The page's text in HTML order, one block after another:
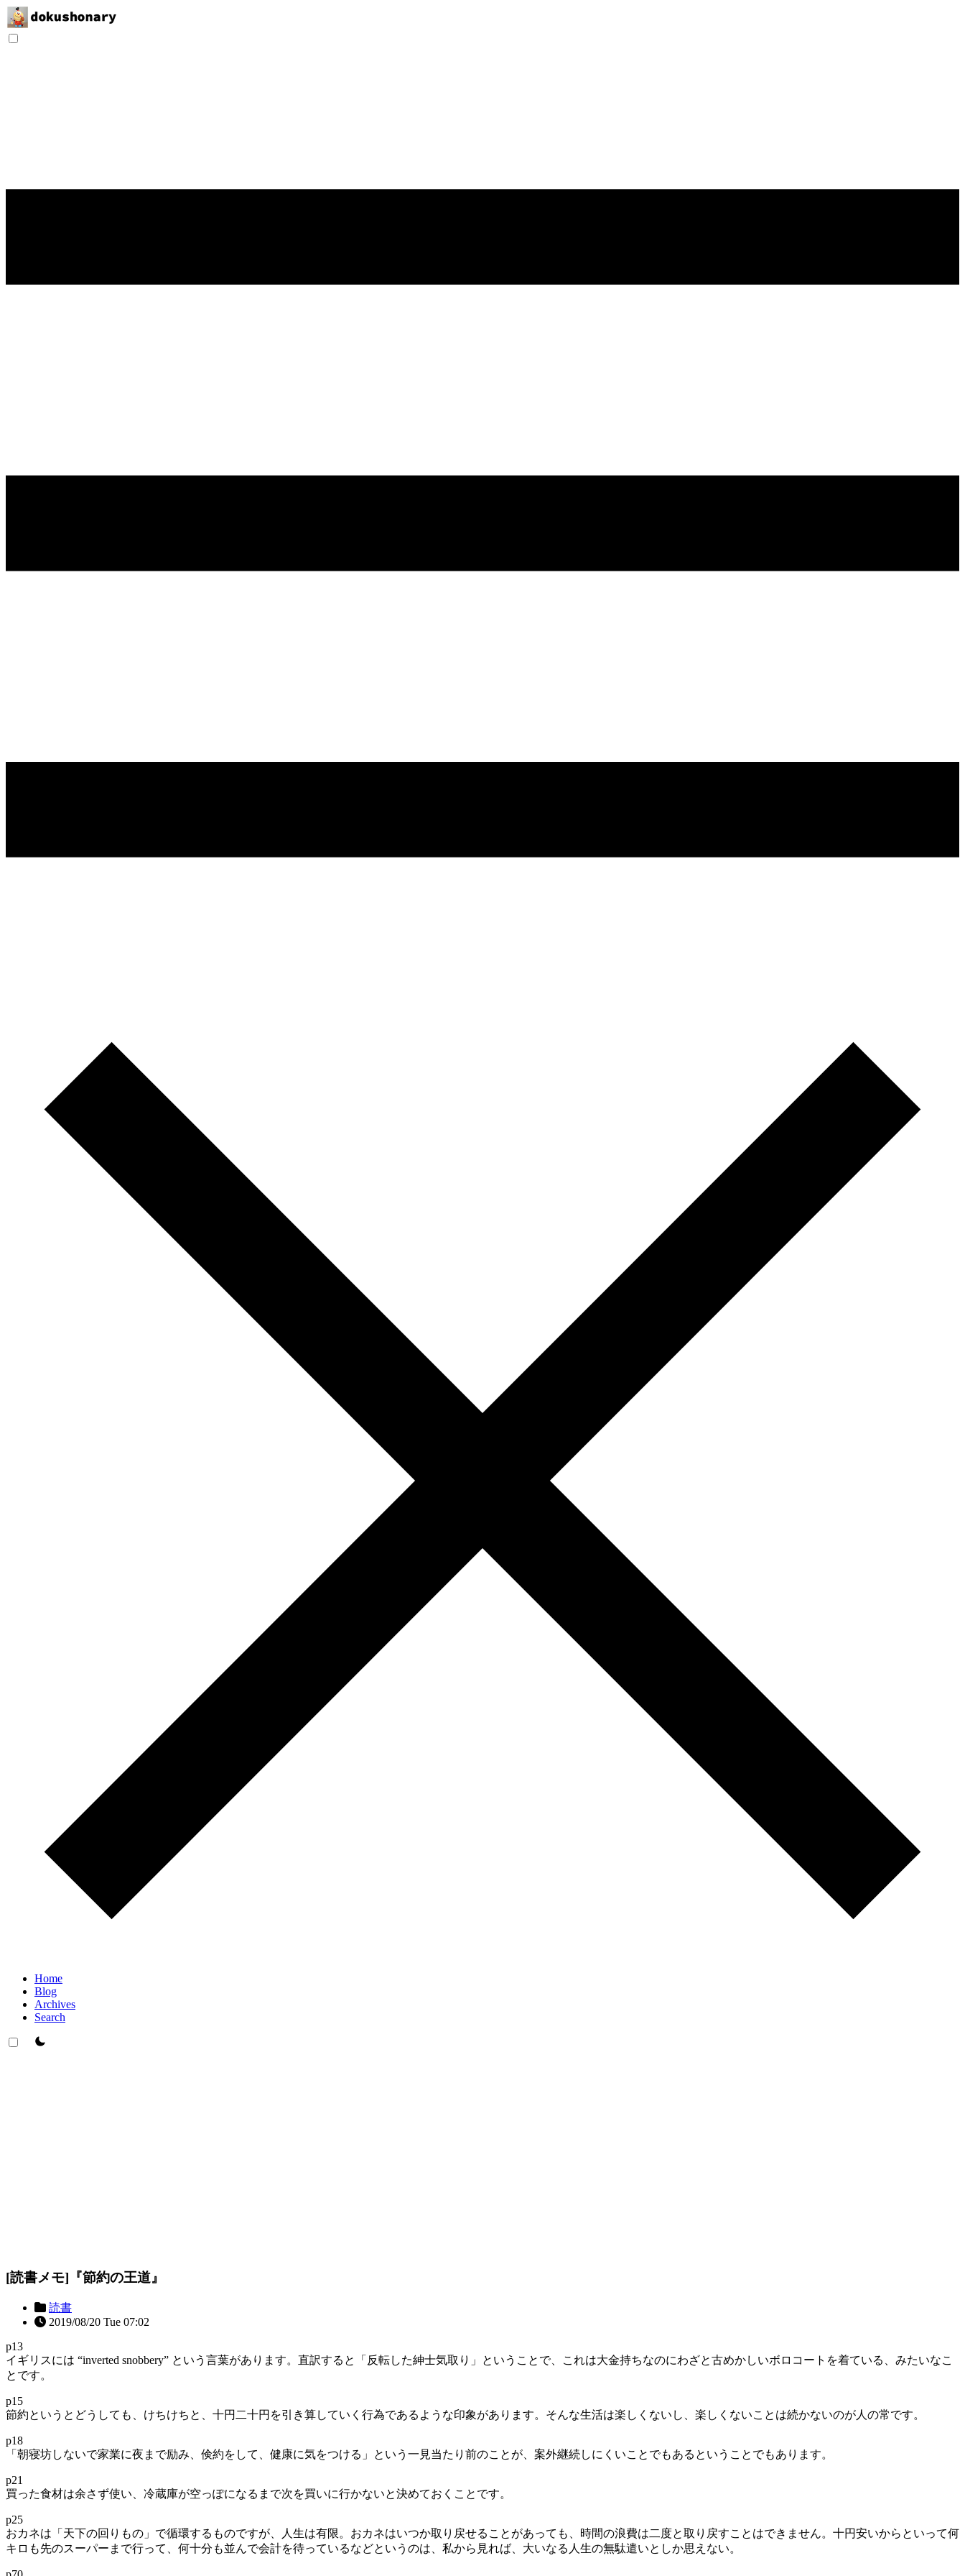
Home
Blog
Archives
Search
theme switcher
[読書メモ]『節約の王道』
読書
2019/08/20 Tue 07:02
p13
イギリスには “inverted snobbery” という言葉があります。直訳すると「反転した紳士気取り」ということで、これは大金持ちなのにわざと古めかしいボロコートを着ている、みたいなこ
とです。
p15
節約というとどうしても、けちけちと、十円二十円を引き算していく行為であるような印象があります。そんな生活は楽しくないし、楽しくないことは続かないのが人の常です。
p18
「朝寝坊しないで家業に夜まで励み、倹約をして、健康に気をつける」という一見当たり前のことが、案外継続しにくいことでもあるということでもあります。
p21
買った食材は余さず使い、冷蔵庫が空っぽになるまで次を買いに行かないと決めておくことです。
p25
おカネは「天下の回りもの」で循環するものですが、人生は有限。おカネはいつか取り戻せることがあっても、時間の浪費は二度と取り戻すことはできません。十円安いからといって何
キロも先のスーパーまで行って、何十分も並んで会計を待っているなどというのは、私から見れば、大いなる人生の無駄遣いとしか思えない。